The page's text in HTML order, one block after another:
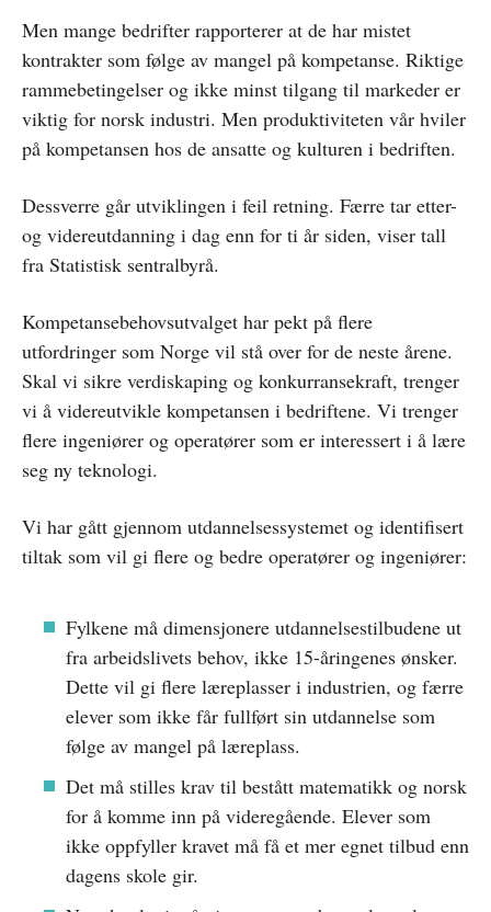
Men mange bedrifter rapporterer at de har mistet
kontrakter som følge av mangel på kompetanse. Riktige
rammebetingelser og ikke minst tilgang til markeder er
viktig for norsk industri. Men produktiviteten vår hviler
på kompetansen hos de ansatte og kulturen i bedriften.
Dessverre går utviklingen i feil retning. Færre tar etter-
og videreutdanning i dag enn for ti år siden, viser tall
fra Statistisk sentralbyrå.
Kompetansebehovsutvalget har pekt på flere
utfordringer som Norge vil stå over for de neste årene.
Skal vi sikre verdiskaping og konkurransekraft, trenger
vi å videreutvikle kompetansen i bedriftene. Vi trenger
flere ingeniører og operatører som er interessert i å lære
seg ny teknologi.
Vi har gått gjennom utdannelsessystemet og identifisert
tiltak som vil gi flere og bedre operatører og ingeniører:
Fylkene må dimensjonere utdannelsestilbudene ut
fra arbeidslivets behov, ikke 15-åringenes ønsker.
Dette vil gi flere læreplasser i industrien, og færre
elever som ikke får fullført sin utdannelse som
følge av mangel på læreplass.
Det må stilles krav til bestått matematikk og norsk
for å komme inn på videregående. Elever som
ikke oppfyller kravet må få et mer egnet tilbud enn
dagens skole gir.